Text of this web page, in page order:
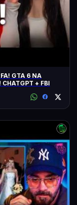
GTA 6 NA
CHATGPT + FBI